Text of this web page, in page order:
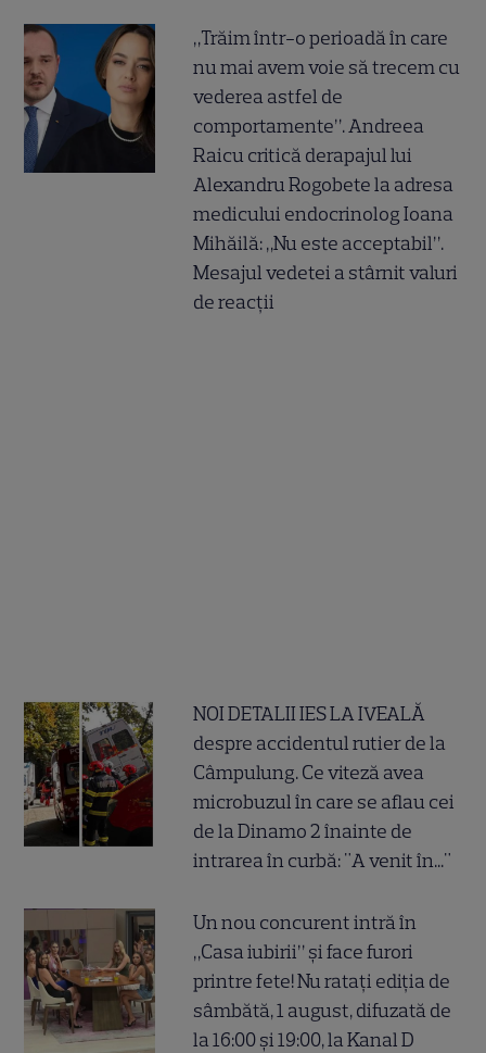
„Trăim într-o perioadă în care
nu mai avem voie să trecem cu
vederea astfel de
comportamente”. Andreea
Raicu critică derapajul lui
Alexandru Rogobete la adresa
medicului endocrinolog Ioana
Mihăilă: „Nu este acceptabil”.
Mesajul vedetei a stârnit valuri
de reacții
NOI DETALII IES LA IVEALĂ
despre accidentul rutier de la
Câmpulung. Ce viteză avea
microbuzul în care se aflau cei
de la Dinamo 2 înainte de
intrarea în curbă: "A venit în..."
Un nou concurent intră în
„Casa iubirii” și face furori
printre fete! Nu ratați ediția de
sâmbătă, 1 august, difuzată de
la 16:00 și 19:00, la Kanal D